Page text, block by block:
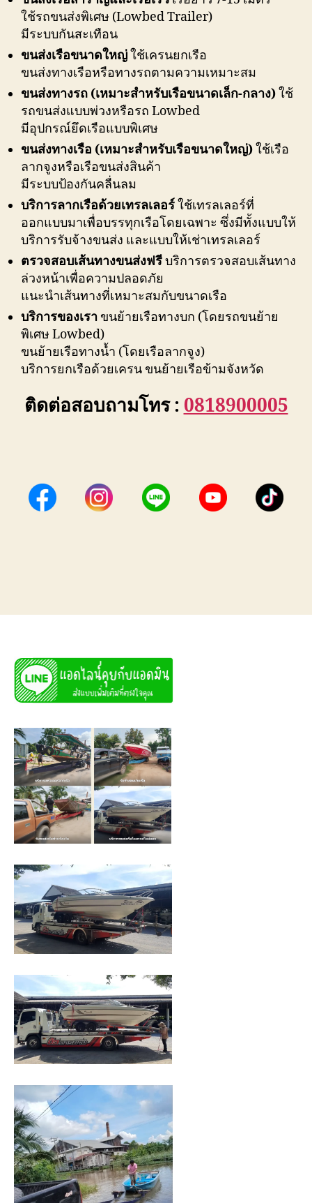
ใช้รถขนส่งพิเศษ (Lowbed Trailer)
มีระบบกันสะเทือน
ขนส่งเรือขนาดใหญ่ใช้เครนยกเรือ
ขนส่งทางเรือหรือทางรถตามความเหมาะสม
ขนส่งทางรถ (เหมาะสำหรับเรือขนาดเล็ก-กลาง)ใช้
รถขนส่งแบบพ่วงหรือรถ Lowbed
มีอุปกรณ์ยึดเรือแบบพิเศษ
ขนส่งทางเรือ (เหมาะสำหรับเรือขนาดใหญ่)ใช้เรือ
ลากจูงหรือเรือขนส่งสินค้า
มีระบบป้องกันคลื่นลม
บริการลากเรือด้วยเทรลเลอร์ใช้เทรลเลอร์ที่
ออกแบบมาเพื่อบรรทุกเรือโดยเฉพาะ ซึ่งมีทั้งแบบให้
บริการรับจ้างขนส่ง และแบบให้เช่าเทรลเลอร์
ตรวจสอบเส้นทางขนส่งฟรีบริการตรวจสอบเส้นทาง
ล่วงหน้าเพื่อความปลอดภัย
แนะนำเส้นทางที่เหมาะสมกับขนาดเรือ
บริการของเรา ขนย้ายเรือทางบก (โดยรถขนย้าย
พิเศษ Lowbed)
ขนย้ายเรือทางน้ำ (โดยเรือลากจูง)
บริการยกเรือด้วยเครน ขนย้ายเรือข้ามจังหวัด
ติดต่อสอบถามโทร : 0818900005